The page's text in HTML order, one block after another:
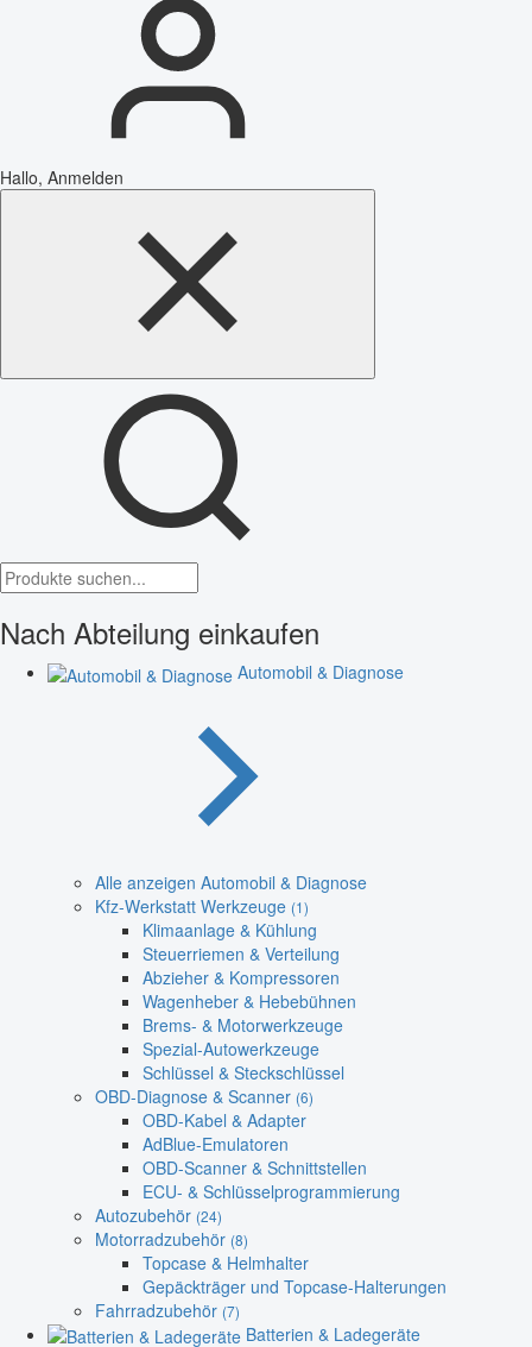
Hallo, Anmelden
Nach Abteilung einkaufen
Automobil & Diagnose
Alle anzeigen Automobil & Diagnose
Kfz-Werkstatt Werkzeuge (1)
Klimaanlage & Kühlung
Steuerriemen & Verteilung
Abzieher & Kompressoren
Wagenheber & Hebebühnen
Brems- & Motorwerkzeuge
Spezial-Autowerkzeuge
Schlüssel & Steckschlüssel
OBD-Diagnose & Scanner (6)
OBD-Kabel & Adapter
AdBlue-Emulatoren
OBD-Scanner & Schnittstellen
ECU- & Schlüsselprogrammierung
Autozubehör (24)
Motorradzubehör (8)
Topcase & Helmhalter
Gepäckträger und Topcase-Halterungen
Fahrradzubehör (7)
Batterien & Ladegeräte